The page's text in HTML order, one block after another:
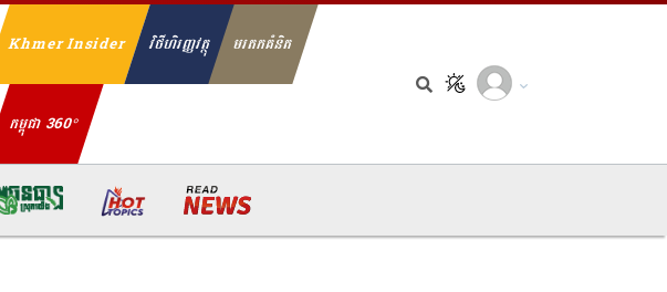
Khmer Insider វិថីហិរញ្ញវត្ថុ មរតកគំនិត
កម្ពុជា 360°